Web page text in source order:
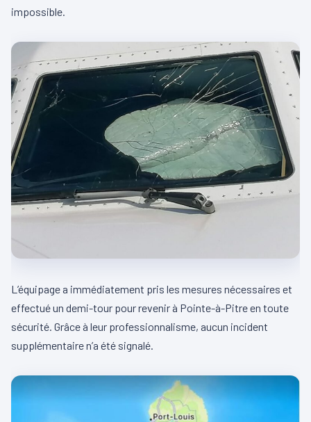
impossible.
L’équipage a immédiatement pris les mesures nécessaires et
effectué un demi-tour pour revenir à Pointe-à-Pitre en toute
sécurité. Grâce à leur professionnalisme, aucun incident
supplémentaire n’a été signalé.